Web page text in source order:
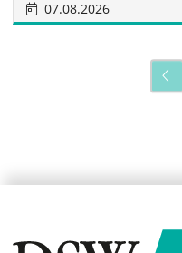
07.08.2026